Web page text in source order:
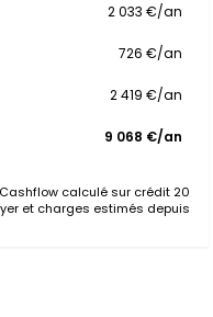
2 033 €/an
726 €/an
2 419 €/an
9 068 €/an
calculé sur crédit 20
et charges estimés depuis